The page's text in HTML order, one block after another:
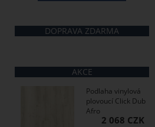
DOPRAVA ZDARMA
AKCE
Podlaha vinylová
plovoucí Click Dub
Afro
2 068 CZK